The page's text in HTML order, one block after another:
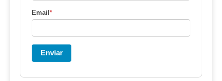
Email*
Enviar